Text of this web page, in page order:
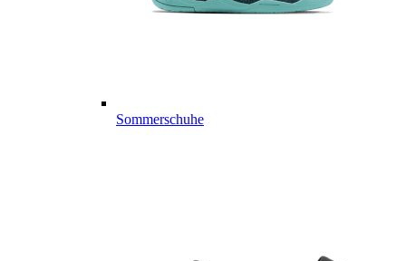
Sommerschuhe